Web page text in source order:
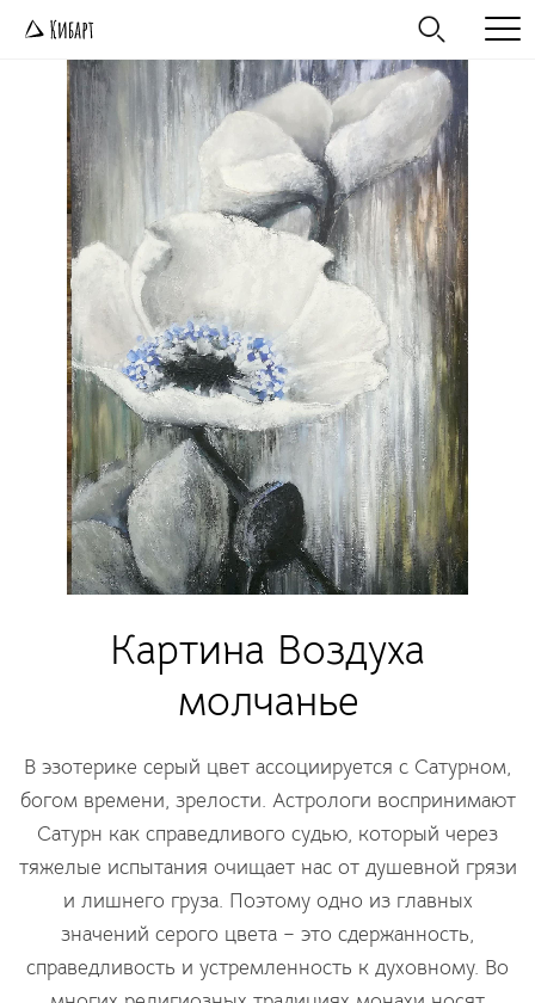
Картина Воздуха
молчанье
В эзотерике серый цвет ассоциируется с Сатурном,
богом времени, зрелости. Астрологи воспринимают
Сатурн как справедливого судью, который через
тяжелые испытания очищает нас от душевной грязи
и лишнего груза. Поэтому одно из главных
значений серого цвета – это сдержанность,
справедливость и устремленность к духовному. Во